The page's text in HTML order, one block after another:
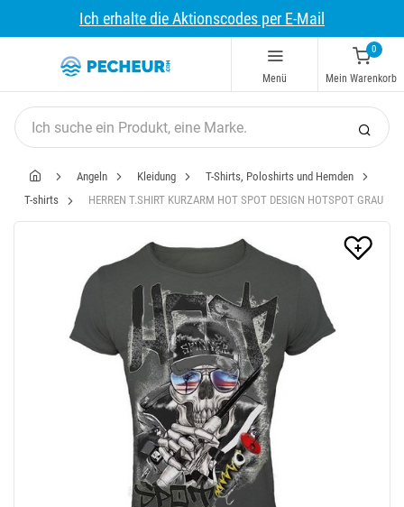
Ich erhalte die Aktionscodes per E-Mail
Menü
0
Mein Warenkorb
Angeln Kleidung
T-Shirts, Poloshirts und Hemden
T-shirts
HERREN T.SHIRT KURZARM HOT SPOT DESIGN HOTSPOT GRAU